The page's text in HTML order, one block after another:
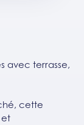
avec terrasse,
cette